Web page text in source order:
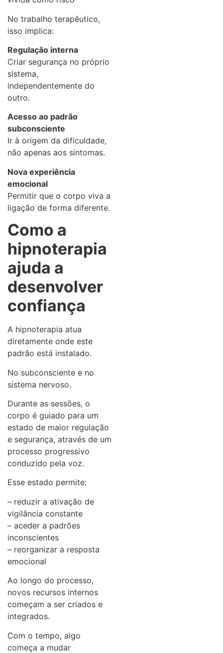
No trabalho terapêutico,
isso implica:
Regulação interna
Criar segurança no próprio
sistema,
independentemente do
outro.
Acesso ao padrão
subconsciente
Ir à origem da dificuldade,
não apenas aos sintomas.
Nova experiência
emocional
Permitir que o corpo viva a
ligação de forma diferente.
Como a
hipnoterapia
ajuda a
desenvolver
confiança
A hipnoterapia atua
diretamente onde este
padrão está instalado.
No subconsciente e no
sistema nervoso.
Durante as sessões, o
corpo é guiado para um
estado de maior regulação
e segurança, através de um
processo progressivo
conduzido pela voz.
Esse estado permite:
– reduzir a ativação de
vigilância constante
– aceder a padrões
inconscientes
– reorganizar a resposta
emocional
Ao longo do processo,
novos recursos internos
começam a ser criados e
integrados.
Com o tempo, algo
começa a mudar